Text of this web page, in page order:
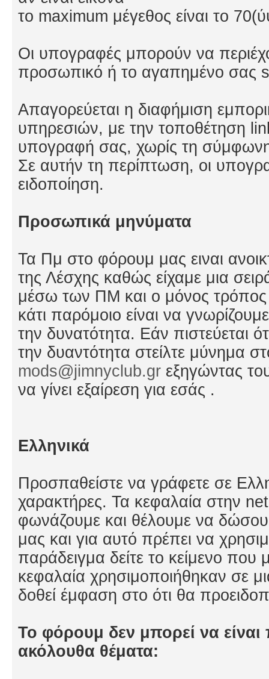
το maximum μέγεθος είναι το
Οι υπογραφές μπορούν να
προσωπικό ή το αγαπημένο σας
Απαγορεύεται η διαφήμιση
υπηρεσιών, με την τοποθέτηση
υπογραφή σας, χωρίς τη
Σε αυτήν τη περίπτωση, οι
ειδοποίηση.
Προσωπικά μηνύματα
Τα Πμ στο φόρουμ μας ειναι
της Λέσχης καθώς είχαμε μια
μέσω των ΠΜ και ο μόνος τρόπος
κάτι παρόμοιο είναι να
την δυνατότητα. Εάν πιστεύεται
την δυαντότητα στείλτε μύνημα
mods@jimnyclub.gr εξηγώντας
να γίνει εξαίρεση για εσάς .
Ελληνικά
Προσπαθείστε να γράφετε σε
χαρακτήρες. Τα κεφαλαία στην
φωνάζουμε και θέλουμε να
μας και για αυτό πρέπει να
παράδειγμα δείτε το κείμενο που
κεφαλαία χρησιμοποιήθηκαν σε
δοθεί έμφαση στο ότι θα
Το φόρουμ δεν μπορεί να είναι
ακόλουθα θέματα: